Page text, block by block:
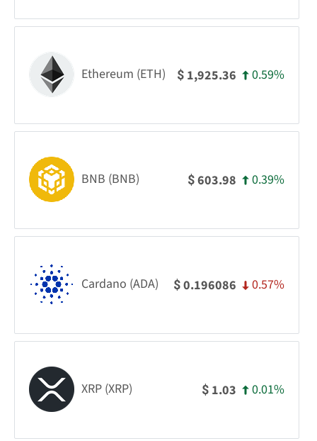
Ethereum (ETH) $ 1,925.36 0.59%
BNB (BNB) $603.98 0.39%
Cardano (ADA) $0.196086 0.57%
XRP (XRP) $ 1.03 0.01%